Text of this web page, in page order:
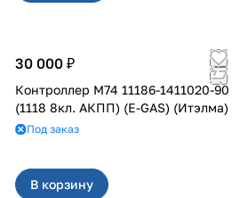
30 000 ₽
Контроллер М74 11186-1411020-90
(1118 8кл. АКПП) (E-GAS) (Итэлма)
Под заказ
В корзину